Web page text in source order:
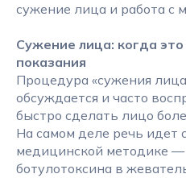
сужение лица и работа с
Сужение лица: когда
показания
Процедура «сужения
обсуждается и часто
быстро сделать лицо
На самом деле речь идет
медицинской методике
ботулотоксина в